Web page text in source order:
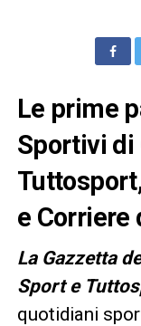
Le prime
Sportivi di
e Corriere
La Gazzetta
Sport e
quotidiani